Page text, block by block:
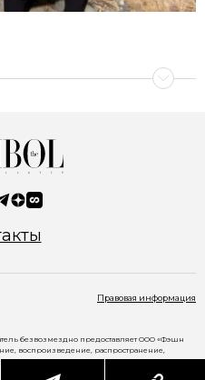
Правовая информация
безвозмездно предоставляет ООО «Фэшн
воспроизведение, распространение,
демонстрацию материалов и доведение их до